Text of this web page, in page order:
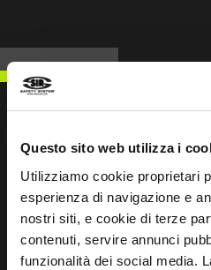
Questo sito web utilizza i
Utilizziamo cookie proprietari
esperienza di navigazione e
nostri siti, e cookie di terze
contenuti, servire annunci
funzionalità dei social media.